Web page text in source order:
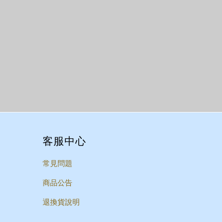
客服中心
常見問題
商品公告
退換貨說明